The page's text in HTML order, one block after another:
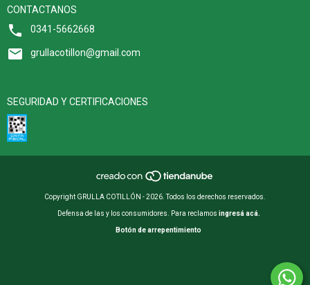
CONTACTANOS
0341-5662668
grullacotillon@gmail.com
SEGURIDAD Y CERTIFICACIONES
Copyright GRULLA COTILLÓN - 2026. Todos los derechos reservados.
Defensa de las y los consumidores. Para reclamos ingresá acá.
Botón de arrepentimiento